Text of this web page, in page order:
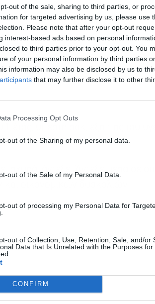
out of the sale, sharing to third parties, or
for targeted advertising by us, please use
Please note that after your opt-out
interest-based ads based on personal
to third parties prior to your opt-out. You
of your personal information by third parties
information may also be disclosed by us to
that may further disclose it to other
Processing Opt Outs
out of the Sharing of my personal data.
out of the Sale of my Personal Data.
out of processing my Personal Data for
out of Collection, Use, Retention, Sale, and/or
Data that Is Unrelated with the Purposes for
CONFIRM
υπέστη σοκ, εξαιτίας του
ισχυρά, άντεξε. Άντεξε μέσα σε
οικονομικών δυσκολιών.